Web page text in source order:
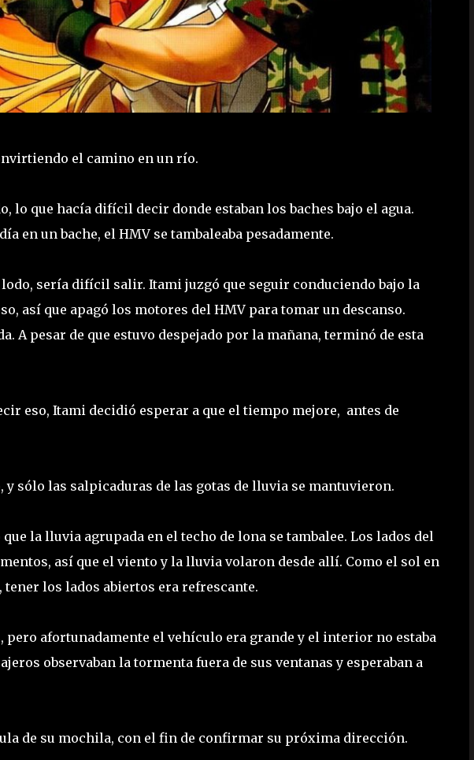
el camino en un río.
lo que hacía difícil decir donde estaban los baches bajo el agua.
en un bache, el HMV se tambaleaba pesadamente.
lodo, sería difícil salir. Itami juzgó que seguir conduciendo bajo la
así que apagó los motores del HMV para tomar un descanso.
A pesar de que estuvo despejado por la mañana, terminó de esta
eso, Itami decidió esperar a que el tiempo mejore, antes de
sólo las salpicaduras de las gotas de lluvia se mantuvieron.
la lluvia agrupada en el techo de lona se tambalee. Los lados del
así que el viento y la lluvia volaron desde allí. Como el sol en
tener los lados abiertos era refrescante.
pero afortunadamente el vehículo era grande y el interior no estaba
observaban la tormenta fuera de sus ventanas y esperaban a
de su mochila, con el fin de confirmar su próxima dirección.